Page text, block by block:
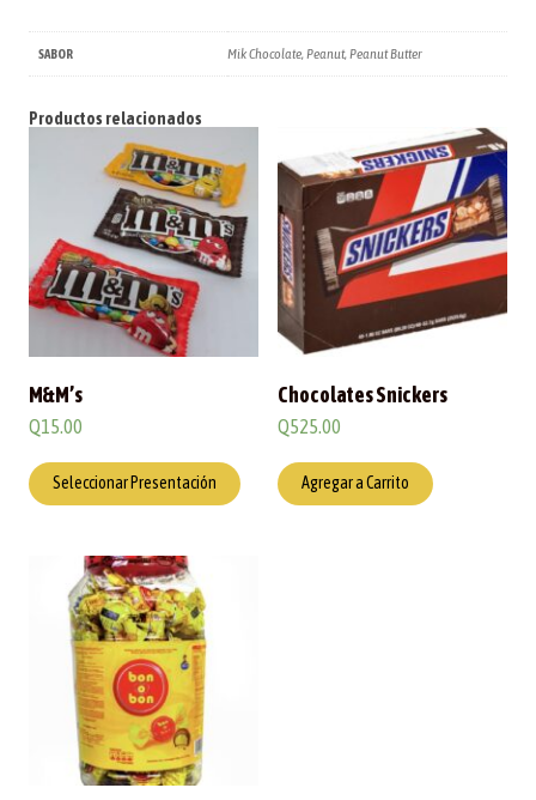
SABOR Mik Chocolate, Peanut, Peanut Butter
Productos relacionados
M&M’s
Q15.00
Seleccionar Presentación
Chocolates Snickers
Q525.00
Agregar a Carrito